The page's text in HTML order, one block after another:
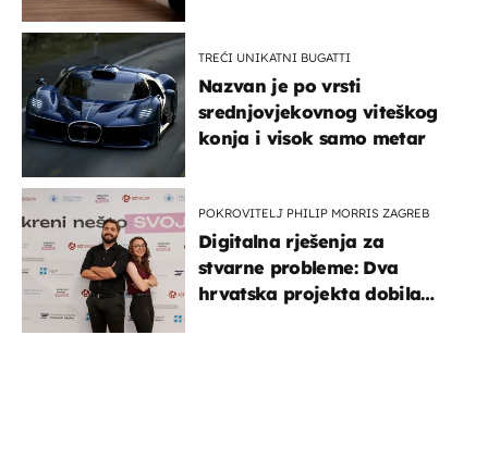
TREĆI UNIKATNI BUGATTI
Nazvan je po vrsti
srednjovjekovnog viteškog
konja i visok samo metar
POKROVITELJ PHILIP MORRIS ZAGREB
Digitalna rješenja za
stvarne probleme: Dva
hrvatska projekta dobila